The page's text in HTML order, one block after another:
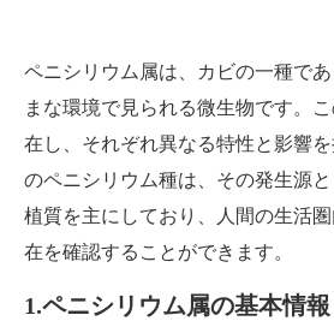
ペニシリウム属は、カビの一種で
まな環境で見られる微生物です。
在し、それぞれ異なる特性と影響
のペニシリウム種は、その発生源
植質を主にしており、人間の生活
在を確認することができます。
1.ペニシリウム属の基本情報